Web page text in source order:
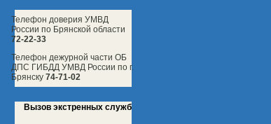
Телефон доверия УМВД
России по Брянской области
72-22-33
Телефон дежурной части ОБ
ДПС ГИБДД УМВД России по г.
Брянску 74-71-02
Вызов экстренных служб